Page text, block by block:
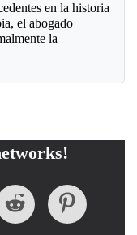
en la historia
el abogado
la